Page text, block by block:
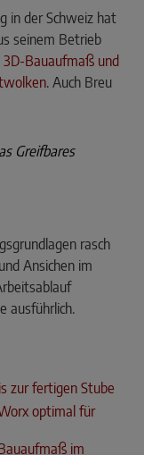
in der Schweiz hat
seinem Betrieb
Bauaufmaß und
. Auch Breu
Greifbares
rasch
Ansichen im
ausführlich.
zur fertigen Stube
optimal für
im